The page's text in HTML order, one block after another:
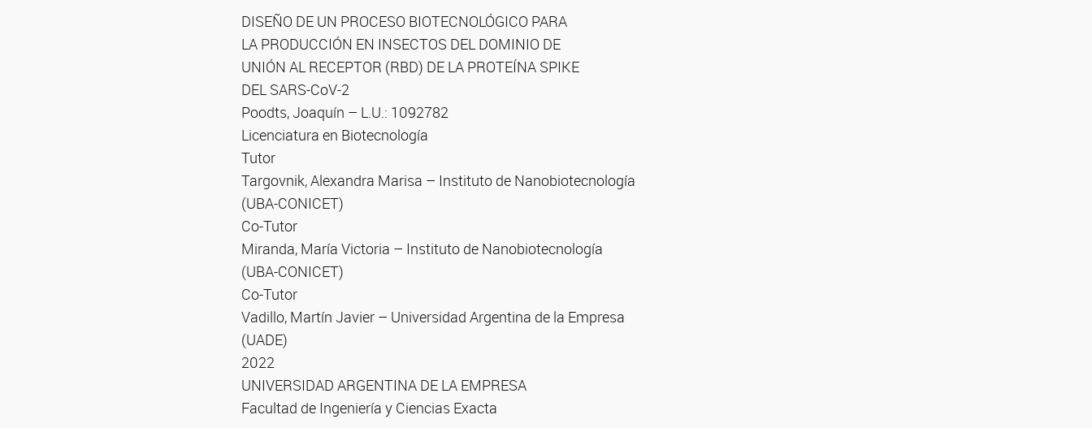
DISEÑO DE UN PROCESO BIOTECNOLÓGICO PARA
LA PRODUCCIÓN EN INSECTOS DEL DOMINIO DE
UNIÓN AL RECEPTOR (RBD) DE LA PROTEÍNA SPIKE
DEL SARS-CoV-2
Poodts, Joaquín – L.U.: 1092782
Licenciatura en Biotecnología
Tutor
Targovnik, Alexandra Marisa – Instituto de Nanobiotecnología
(UBA-CONICET)
Co-Tutor
Miranda, María Victoria – Instituto de Nanobiotecnología
(UBA-CONICET)
Co-Tutor
Vadillo, Martín Javier – Universidad Argentina de la Empresa
(UADE)
2022
UNIVERSIDAD ARGENTINA DE LA EMPRESA
Facultad de Ingeniería y Ciencias Exacta